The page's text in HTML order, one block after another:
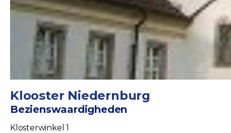
Klooster Niedernburg
Bezienswaardigheden
Klosterwinkel 1